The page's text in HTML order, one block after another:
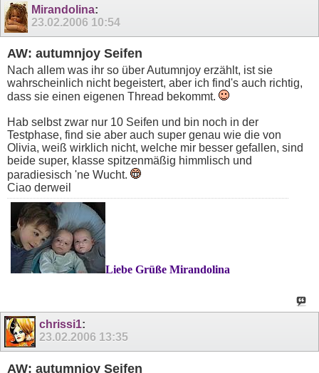
Mirandolina:
23.02.2006 10:54
AW: autumnjoy Seifen
Nach allem was ihr so über Autumnjoy erzählt, ist sie
wahrscheinlich nicht begeistert, aber ich find's auch richtig,
dass sie einen eigenen Thread bekommt.
Hab selbst zwar nur 10 Seifen und bin noch in der
Testphase, find sie aber auch super genau wie die von
Olivia, weiß wirklich nicht, welche mir besser gefallen, sind
beide super, klasse spitzenmäßig himmlisch und
paradiesisch 'ne Wucht.
Ciao derweil
Liebe Grüße Mirandolina
chrissi1:
23.02.2006 13:35
AW: autumnjoy Seifen